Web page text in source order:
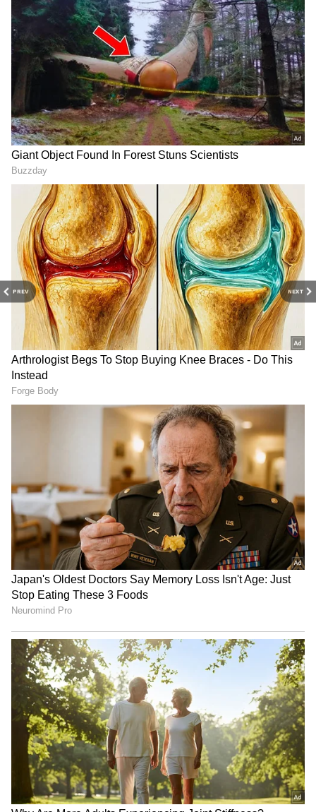
PREV NEXT
ఉల్లిపాయల ప్రయోజనాలు
ఉల్లిపాయల్లో అల్లైల్ ప్రొఫైల్ డైసల్ఫైడ్ అనే
యాంటీఆక్సిడెంట్ పుష్కలంగా ఉంటుంది. ఇది మనకు
క్యాన్సర్ వంటి ప్రాణాంతక వ్యాధుల ప్రమాదాన్ని
తగ్గించడానికి బాగా సహాయపడుతుంది. ఉల్లిపాయల్లో ఫైబర్,
విటమిన్ బి 6, ఫోలేట్ వంటి పోషకాలు కూడా పుష్కలంగా
ఉంటాయి. ఇలాంటి ఉల్లిగడ్డను వారం రోజులు తినకపోతే
ఏం జరుగుతుందంటే?